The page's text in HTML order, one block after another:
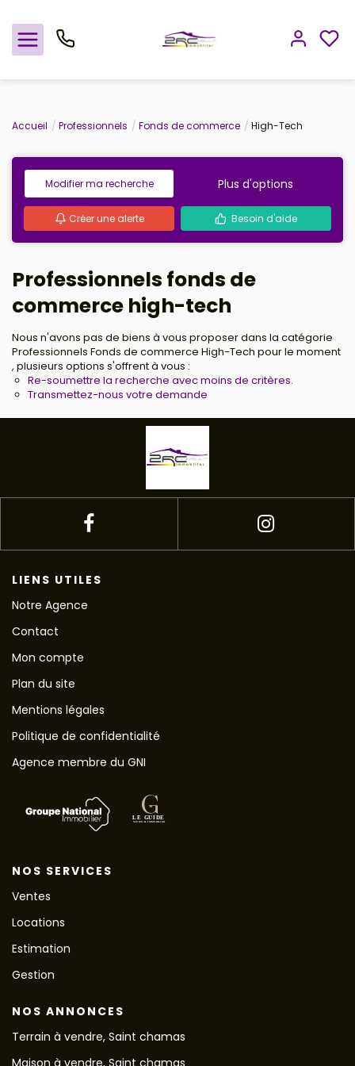
Nos offres
Notre agence
Rejoindre le groupement
Avis clients
Estimation
Avis clients
Accueil Professionnels Fonds de commerce High-Tech
Modifier ma recherche Plus d'options
Créer une alerte Besoin d'aide
Professionnels fonds de
commerce high-tech
Nous n'avons pas de biens à vous proposer dans la catégorie
Professionnels Fonds de commerce High-Tech pour le moment
, plusieurs options s'offrent à vous :
Re-soumettre la recherche avec moins de critères.
Transmettez-nous votre demande
LIENS UTILES
Notre Agence
Contact
Mon compte
Plan du site
Mentions légales
Politique de confidentialité
Agence membre du GNI
NOS SERVICES
Ventes
Locations
Estimation
Gestion
NOS ANNONCES
Terrain à vendre, Saint chamas
Maison à vendre, Saint chamas